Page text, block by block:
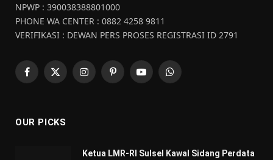
NPWP : 390038388801000
PHONE WA CENTER : 0882 4258 9811
VERIFIKASI : DEWAN PERS PROSES REGISTRASI ID 2791
Facebook
X
InstagramPinterestYouTubeWhatsApp
OUR PICKS
Ketua LMR-RI Sulsel Kawal Sidang Perdata